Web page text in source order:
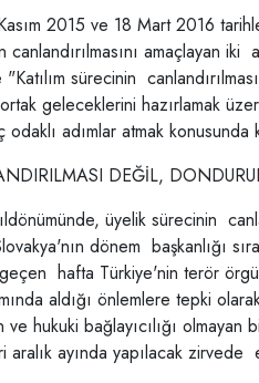
2015 ve 18 Mart 2016
amaçlayan iki
sürecinin
geleceklerini hazırlamak
adımlar atmak konusunda
DEĞİL,
üyelik sürecinin
dönem başkanlığı
hafta Türkiye'nin terör
aldığı önlemlere tepki
ve hukuki bağlayıcılığı
ayında yapılacak zirvede